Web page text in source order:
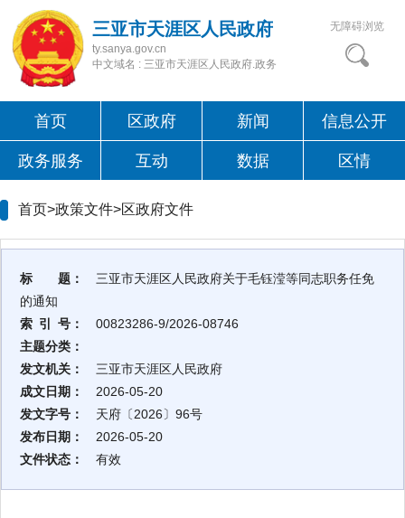
三亚市天涯区人民政府
ty.sanya.gov.cn
中文域名 : 三亚市天涯区人民政府.政务
无障碍浏览
首页 区政府 新闻 信息公开
政务服务 互动 数据 区情
首页>政策文件>区政府文件
标 题：
三亚市天涯区人民政府关于毛钰滢等同志职务任免
的通知
索 引 号：
00823286-9/2026-08746
主题分类：
发文机关：
三亚市天涯区人民政府
成文日期：
2026-05-20
发文字号：
天府〔2026〕96号
发布日期：
2026-05-20
文件状态：
有效